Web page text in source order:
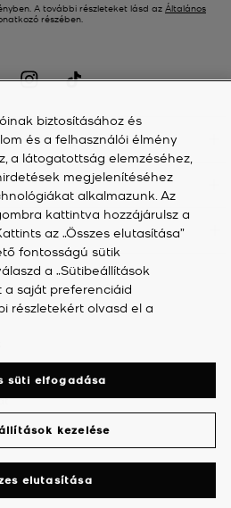
A további részleteket lásd az Általános
részében.
biztosításához és
és a felhasználói élmény
a látogatottság elemzéséhez,
megjelenítéséhez
alkalmazunk. Az
kattintva hozzájárulsz a
az „Összes elutasítása”
fontosságú sütik
a „Sütibeállítások
a saját preferenciáid
részletekért olvasd el a
kezelése
elutasítása
süti elfogadása